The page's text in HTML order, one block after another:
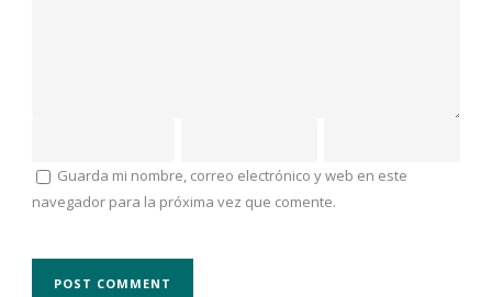
Guarda mi nombre, correo electrónico y web en este
navegador para la próxima vez que comente.